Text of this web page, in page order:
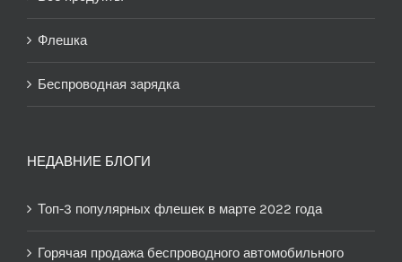
Флешка
Беспроводная зарядка
НЕДАВНИЕ БЛОГИ
Топ-3 популярных флешек в марте 2022 года
Горячая продажа беспроводного автомобильного